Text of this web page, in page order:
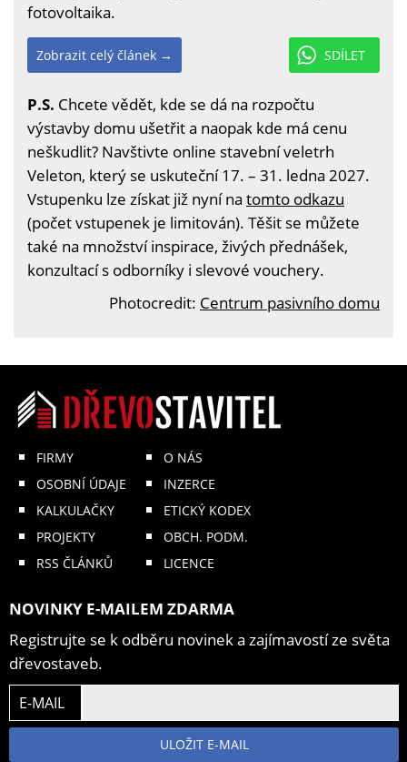
fotovoltaika.
SDÍLET
Zobrazit celý článek →
P.S. Chcete vědět, kde se dá na rozpočtu
výstavby domu ušetřit a naopak kde má cenu
neškudlit? Navštivte online stavební veletrh
Veleton, který se uskuteční 17. – 31. ledna 2027.
Vstupenku lze získat již nyní na tomto odkazu
(počet vstupenek je limitován). Těšit se můžete
také na množství inspirace, živých přednášek,
konzultací s odborníky i slevové vouchery.
Photocredit: Centrum pasivního domu
FIRMY
OSOBNÍ ÚDAJE
KALKULAČKY
PROJEKTY
RSS ČLÁNKŮ
O NÁS
INZERCE
ETICKÝ KODEX
OBCH. PODM.
LICENCE
NOVINKY E-MAILEM ZDARMA
Registrujte se k odběru novinek a zajímavostí ze světa
dřevostaveb.
E-MAIL
ULOŽIT E-MAIL